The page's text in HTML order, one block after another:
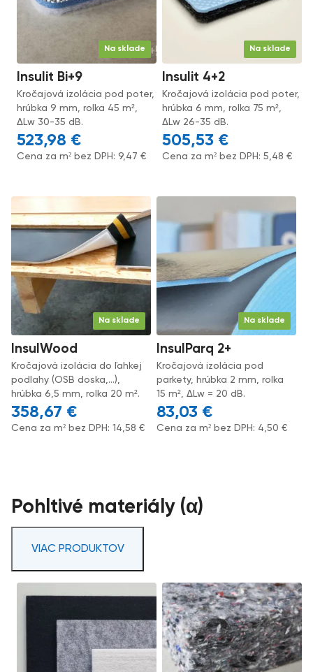
Na sklade
Insulit Bi+9
Kročajová izolácia pod poter,
hrúbka 9 mm, rolka 45 m²,
ΔLw 30-35 dB.
523,98 €
Cena za m² bez DPH:9,47€
Na sklade
Insulit 4+2
Kročajová izolácia pod poter,
hrúbka 6 mm, rolka 75 m²,
ΔLw 26-35 dB.
505,53 €
Cena za m² bez DPH:5,48€
Na sklade
InsulWood
Kročajová izolácia do ľahkej
podlahy (OSB doska,...),
hrúbka 6,5 mm, rolka 20 m².
358,67 €
Cena za m² bez DPH: 14,58 €
Na sklade
InsulParq 2+
Kročajová izolácia pod
parkety, hrúbka 2 mm, rolka
15 m², ΔLw = 20 dB.
83,03 €
Cena za m² bez DPH: 4,50 €
Pohltivé materiály (α)
VIAC PRODUKTOV